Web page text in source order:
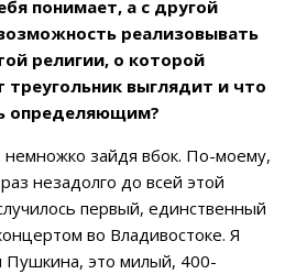
понимает, а с другой
реализовывать
религии, о которой
треугольник выглядит и что
определяющим?
зайдя вбок. По-моему,
незадолго до всей этой
первый, единственный
во Владивостоке. Я
Пушкина, это милый, 400-